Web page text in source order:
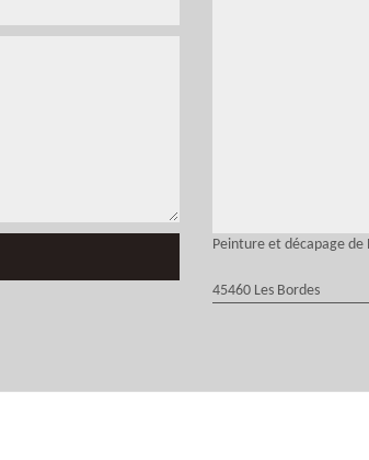
Peinture et décapage de
45460 Les Bordes